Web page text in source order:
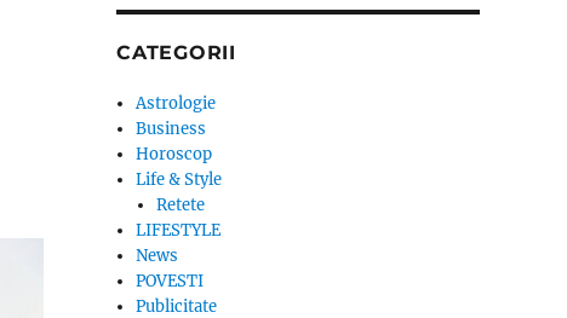
CATEGORII
Astrologie
Business
Horoscop
Life & Style
Retete
LIFESTYLE
News
POVESTI
Publicitate